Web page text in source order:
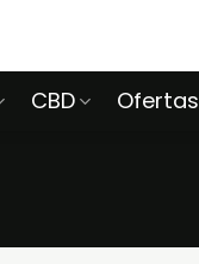
CBD Ofertas